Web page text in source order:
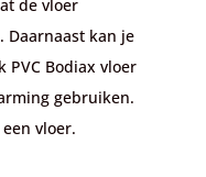
de vloer
Daarnaast kan je
PVC Bodiax vloer
gebruiken.
vloer.